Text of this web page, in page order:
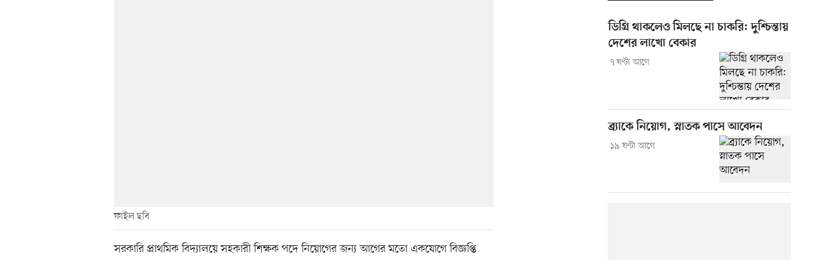
ফাইল ছবি
সরকারি প্রাথমিক বিদ্যালয়ে সহকারী শিক্ষক পদে নিয়োগের জন্য আগের মতো একযোগে বিজ্ঞপ্তি
ডিগ্রি থাকলেও মিলছে না চাকরি: দুশ্চিন্তায়
দেশের লাখো বেকার
৭ ঘণ্টা আগে
ব্র্যাকে নিয়োগ, স্নাতক পাসে আবেদন
১৯ ঘণ্টা আগে